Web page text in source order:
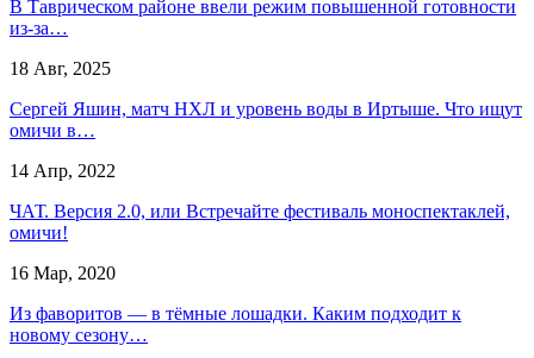
В Таврическом районе ввели режим повышенной готовности
из-за…
18 Авг, 2025
Сергей Яшин, матч НХЛ и уровень воды в Иртыше. Что ищут
омичи в…
14 Апр, 2022
ЧАТ. Версия 2.0, или Встречайте фестиваль моноспектаклей,
омичи!
16 Мар, 2020
Из фаворитов — в тёмные лошадки. Каким подходит к
новому сезону…